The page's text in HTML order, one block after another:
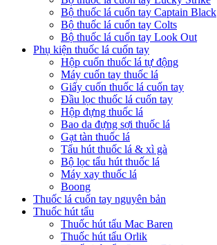
Bộ thuốc lá cuốn tay Captain Black
Bộ thuốc lá cuốn tay Colts
Bộ thuốc lá cuốn tay Look Out
Phụ kiện thuốc lá cuốn tay
Hộp cuốn thuốc lá tự động
Máy cuốn tay thuốc lá
Giấy cuốn thuốc lá cuốn tay
Đầu lọc thuốc lá cuốn tay
Hộp đựng thuốc lá
Bao da đựng sợi thuốc lá
Gạt tàn thuốc lá
Tẩu hút thuốc lá & xì gà
Bộ lọc tẩu hút thuốc lá
Máy xay thuốc lá
Boong
Thuốc lá cuốn tay nguyên bản
Thuốc hút tẩu
Thuốc hút tẩu Mac Baren
Thuốc hút tẩu Orlik